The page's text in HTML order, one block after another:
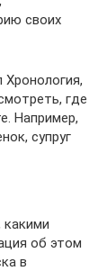
своих
где
Например,
супруг
какими
об этом
в